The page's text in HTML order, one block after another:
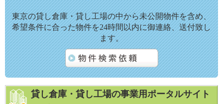
東京の貸し倉庫・貸し工場の中から未公開物件を含め、
希望条件に合った物件を24時間以内に御連絡、送付致し
ます。
貸し倉庫・貸し工場の事業用ポータルサイト